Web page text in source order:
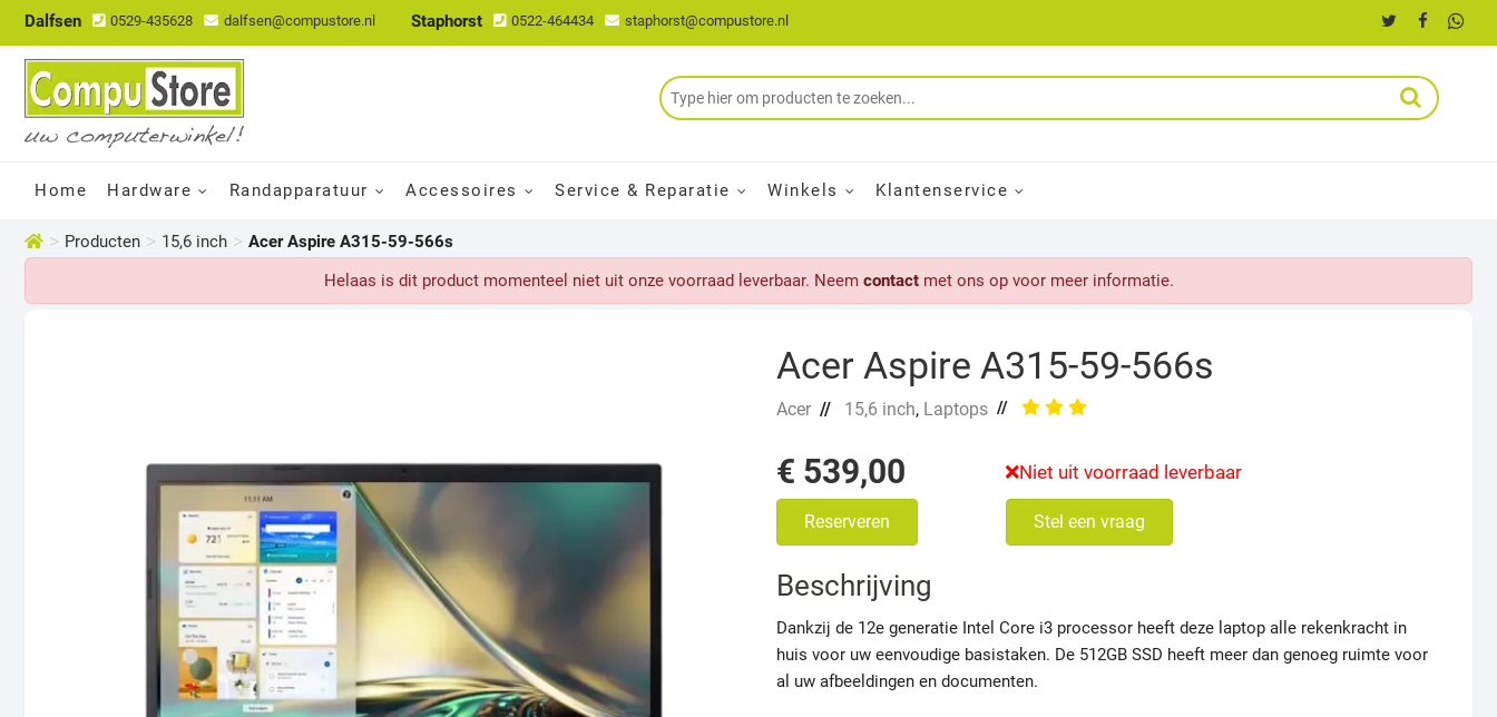
Dalfsen 0529-435628 dalfsen@compustore.nl Staphorst 0522-464434 staphorst@compustore.nl
Home Hardware Randapparatuur Accessoires Service & Reparatie Winkels Klantenservice
> Producten > 15,6 inch > Acer Aspire A315-59-566s
Helaas is dit product momenteel niet uit onze voorraad leverbaar. Neem contactmet ons op voor meer informatie.
Acer Aspire A315-59-566s
Acer// 15,6 inch, Laptops//
€ 539,00 Niet uit voorraad leverbaar
Reserveren Stel een vraag
Beschrijving
Dankzij de 12e generatie Intel Core i3 processor heeft deze laptop alle rekenkracht in
huis voor uw eenvoudige basistaken. De 512GB SSD heeft meer dan genoeg ruimte voor
al uw afbeeldingen en documenten.